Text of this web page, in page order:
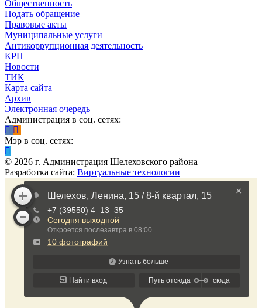
Общественность
Подать обращение
Правовые акты
Муниципальные услуги
Антикоррупционная деятельность
КРП
Новости
ТИК
Карта сайта
Архив
Электронная очередь
Администрация в соц. сетях:
Мэр в соц. сетях:
© 2026 г. Администрация Шелеховского района
Разработка сайта: Виртуальные технологии